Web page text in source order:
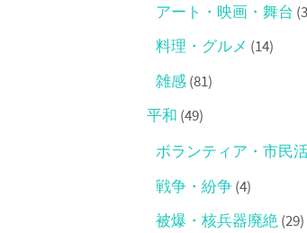
アート・映画・舞台
料理・グルメ (14)
雑感(81)
平和 (49)
ボランティア・市民
戦争・紛争(4)
被爆・核兵器廃絶(29)